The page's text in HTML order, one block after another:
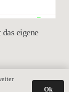
eigene
Ok